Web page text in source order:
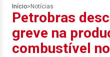
Início> Notícias
Petrobras
greve na
combustível